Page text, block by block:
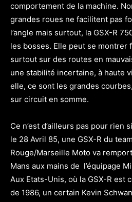
comportement de la machine.
grandes roues ne facilitent pas
l’angle mais surtout, la GSX-R
les bosses. Elle peut se montrer
surtout sur des routes en
une stabilité incertaine, à haute
elle, ce sont les grandes
sur circuit en somme.
Ce n’est d’ailleurs pas pour rien
le 28 Avril 85, une GSX-R du
Rouge/Marseille Moto va
Mans aux mains de l’équipage
Aux Etats-Unis, où la GSX-R est
de 1986, un certain Kevin